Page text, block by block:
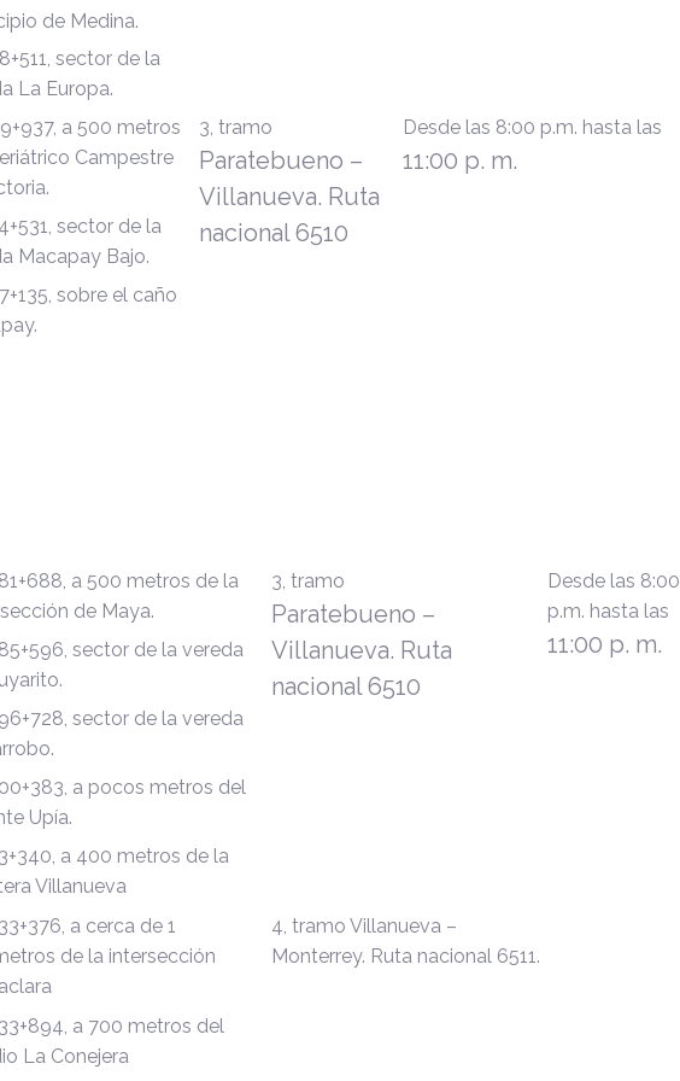
de Medina.
sector de la
La Europa.
a 500 metros
Campestre
3, tramo
Paratebueno –
Villanueva. Ruta
nacional 6510
Desde las 8:00 p.m. hasta las
11:00 p. m.
sector de la
Macapay Bajo.
sobre el caño
a 500 metros de la
de Maya.
3, tramo
Paratebueno –
Villanueva. Ruta
nacional 6510
Desde las 8:00
p.m. hasta las
11:00 p. m.
sector de la vereda
sector de la vereda
a pocos metros del
Upía.
a 400 metros de la
Villanueva
a cerca de 1
de la intersección
4, tramo Villanueva –
Monterrey. Ruta nacional 6511.
a 700 metros del
La Conejera